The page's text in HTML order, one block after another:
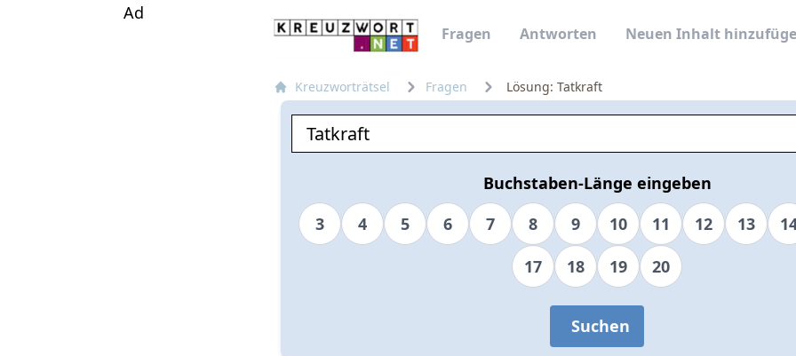
Fragen Antworten Neuen Inhalt
Ad
Kreuzworträtsel Fragen Lösung: Tatkraft
Buchstaben-Länge eingeben
3
4 5 6 7 8 9 10 11 12 13
17
18 19 20
Suchen